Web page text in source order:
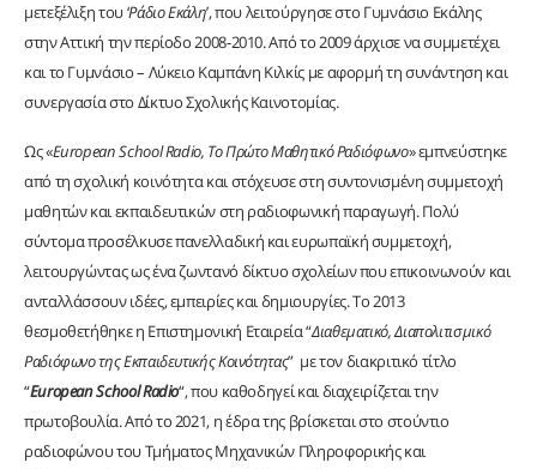
μετεξέλιξη του ‘Ράδιο Εκάλη’, που λειτούργησε στο Γυμνάσιο Εκάλης
στην Αττική την περίοδο 2008-2010. Από το 2009 άρχισε να συμμετέχει
και το Γυμνάσιο – Λύκειο Καμπάνη Κιλκίς με αφορμή τη συνάντηση και
συνεργασία στο Δίκτυο Σχολικής Καινοτομίας.
Ως «European School Radio, Το Πρώτο Μαθητικό Ραδιόφωνο» εμπνεύστηκε
από τη σχολική κοινότητα και στόχευσε στη συντονισμένη συμμετοχή
μαθητών και εκπαιδευτικών στη ραδιοφωνική παραγωγή. Πολύ
σύντομα προσέλκυσε πανελλαδική και ευρωπαϊκή συμμετοχή,
λειτουργώντας ως ένα ζωντανό δίκτυο σχολείων που επικοινωνούν και
ανταλλάσσουν ιδέες, εμπειρίες και δημιουργίες. Το 2013
θεσμοθετήθηκε η Επιστημονική Εταιρεία “Διαθεματικό, Διαπολιτισμικό
Ραδιόφωνο της Εκπαιδευτικής Κοινότητας” με τον διακριτικό τίτλο
“European School Radio“, που καθοδηγεί και διαχειρίζεται την
πρωτοβουλία. Από το 2021, η έδρα της βρίσκεται στο στούντιο
ραδιοφώνου του Τμήματος Μηχανικών Πληροφορικής και